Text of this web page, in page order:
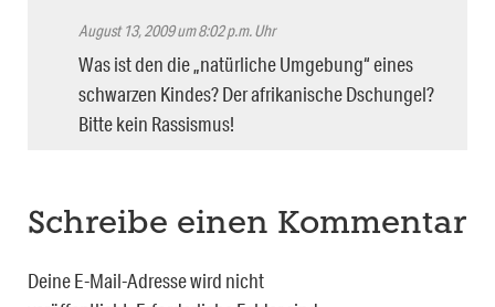
August 13, 2009 um 8:02 p.m. Uhr
Was ist den die „natürliche Umgebung“ eines
schwarzen Kindes? Der afrikanische Dschungel?
Bitte kein Rassismus!
Schreibe einen Kommentar
Deine E-Mail-Adresse wird nicht